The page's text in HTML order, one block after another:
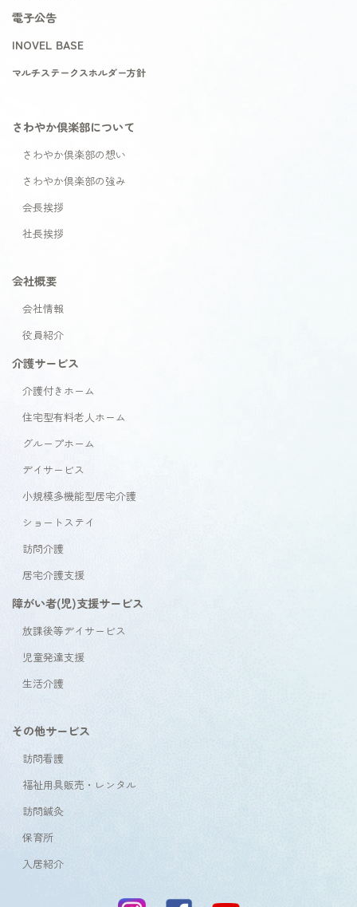
電子公告
INOVEL BASE
マルチステークスホルダー方針
さわやか倶楽部について
さわやか倶楽部の想い
さわやか倶楽部の強み
会長挨拶
社長挨拶
会社概要
会社情報
役員紹介
介護サービス
介護付きホーム
住宅型有料老人ホーム
グループホーム
デイサービス
小規模多機能型居宅介護
ショートステイ
訪問介護
居宅介護支援
障がい者(児)支援サービス
放課後等デイサービス
児童発達支援
生活介護
その他サービス
訪問看護
福祉用具販売・レンタル
訪問鍼灸
保育所
入居紹介